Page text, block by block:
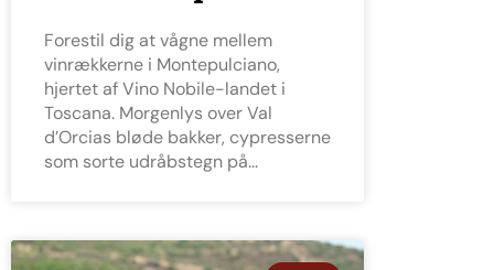
Forestil dig at vågne mellem
vinrækkerne i Montepulciano,
hjertet af Vino Nobile-landet i
Toscana. Morgenlys over Val
d’Orcias bløde bakker, cypresserne
som sorte udråbstegn på